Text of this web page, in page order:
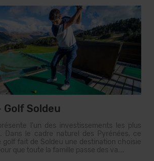
Golf Soldeu
l'un des investissements les plus
Dans le cadre naturel des Pyrénées, ce
golf fait de Soldeu une destination choisie
que toute la famille passe des va...